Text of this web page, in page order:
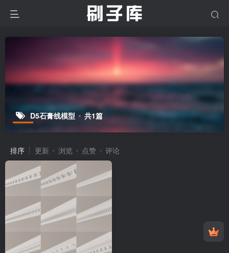
D5石膏线模型 共1篇
排序 更新 浏览 点赞 评论